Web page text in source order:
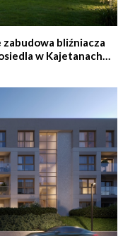
bliźniacza
w Kajetanach